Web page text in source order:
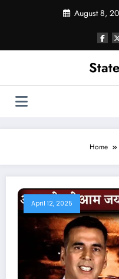
August 8,
Home
April 12, 2025